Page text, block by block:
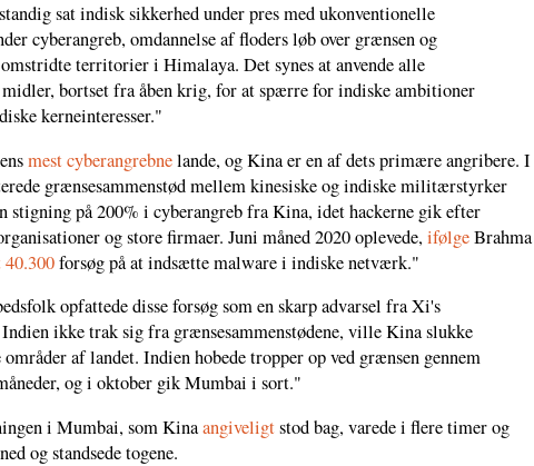
sat indisk sikkerhed under pres med ukonventionelle
cyberangreb, omdannelse af floders løb over grænsen og
omstridte territorier i Himalaya. Det synes at anvende alle
bortset fra åben krig, for at spærre for indiske ambitioner
kerneinteresser."
mest cyberangrebnelande, og Kina er en af dets primære angribere. I
grænsesammenstød mellem kinesiske og indiske militærstyrker
stigning på 200% i cyberangreb fra Kina, idet hackerne gik efter
og store firmaer. Juni måned 2020 oplevede,ifølgeBrahma
forsøg på at indsætte malware i indiske netværk."
opfattede disse forsøg som en skarp advarsel fra Xi's
ikke trak sig fra grænsesammenstødene, ville Kina slukke
af landet. Indien hobede tropper op ved grænsen gennem
og i oktober gik Mumbai i sort."
i Mumbai, som Kinaangiveligtstod bag, varede i flere timer og
og standsede togene.